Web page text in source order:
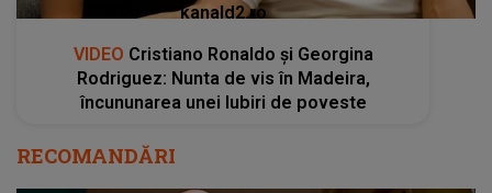
kanald2.ro
VIDEO Cristiano Ronaldo și Georgina
Rodriguez: Nunta de vis în Madeira,
încununarea unei Iubiri de poveste
RECOMANDĂRI